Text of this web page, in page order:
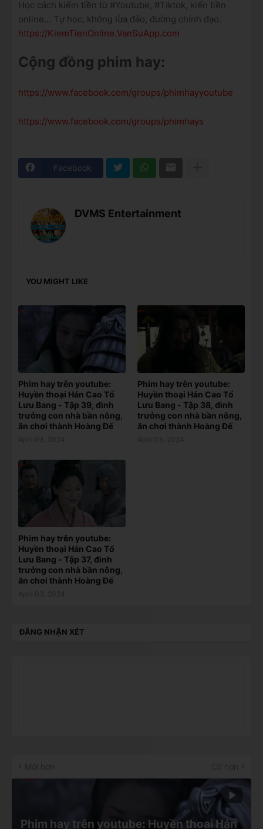
Học cách kiếm tiền từ #Youtube, #Tiktok, kiến tiền
online... Tự học, không lừa đảo, đường chính đạo.
https://KiemTienOnline.VanSuApp.com
Cộng đồng phim hay:
https://www.facebook.com/groups/phimhayyoutube
https://www.facebook.com/groups/phimhays
Facebook
DVMS Entertainment
YOU MIGHT LIKE
Phim hay trên youtube:
Huyền thoại Hán Cao Tổ
Lưu Bang - Tập 39, đình
trưởng con nhà bần nông,
ăn chơi thành Hoàng Đế
Phim hay trên youtube:
Huyền thoại Hán Cao Tổ
Lưu Bang - Tập 38, đình
trưởng con nhà bần nông,
ăn chơi thành Hoàng Đế
Phim hay trên youtube:
Huyền thoại Hán Cao Tổ
Lưu Bang - Tập 37, đình
trưởng con nhà bần nông,
ăn chơi thành Hoàng Đế
ĐĂNG NHẬN XÉT
Phim hay trên youtube: Huyền thoại Hán